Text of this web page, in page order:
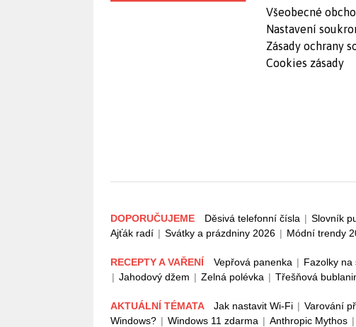
Všeobecné
Nastavení
Zásady ochrany
Cookies zásady
DOPORUČUJEME Děsivá telefonní čísla | Slovník
Ajťák radí | Svátky a prázdniny 2026 | Módní trendy
RECEPTY A VAŘENÍ Vepřová panenka | Fazolky na
| Jahodový džem | Zelná polévka | Třešňová
AKTUÁLNÍ TÉMATA Jak nastavit Wi-Fi | Varování
Windows? | Windows 11 zdarma | Anthropic Mythos |